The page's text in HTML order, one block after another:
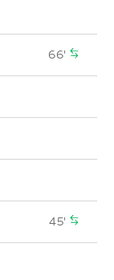
66'
45'